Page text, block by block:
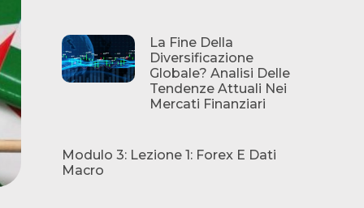
La Fine Della
Diversificazione
Globale? Analisi Delle
Tendenze Attuali Nei
Mercati Finanziari
Modulo 3: Lezione 1: Forex E Dati
Macro